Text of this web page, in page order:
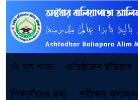
মূল পাতা প্রতিষ্ঠানের ইতিহাস
শিক্ষার্থীদের তথ্য পরীক্ষার ফলাফল